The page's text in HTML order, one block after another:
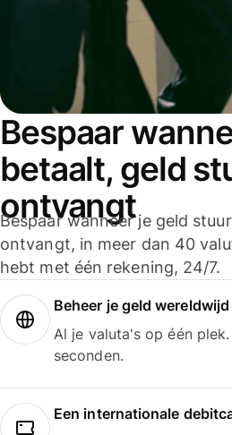
Bespaar
betaalt, geld
ontvangt
Bespaar wanneer je geld
ontvangt, in meer dan 40
hebt met één rekening, 24/7.
Beheer je geld wereldwijd
Al je valuta's op één
seconden.
Een internationale